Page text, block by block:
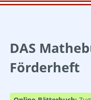
DAS
Förderheft